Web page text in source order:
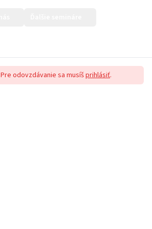
Pre odovzdávanie sa musíšprihlásiť.